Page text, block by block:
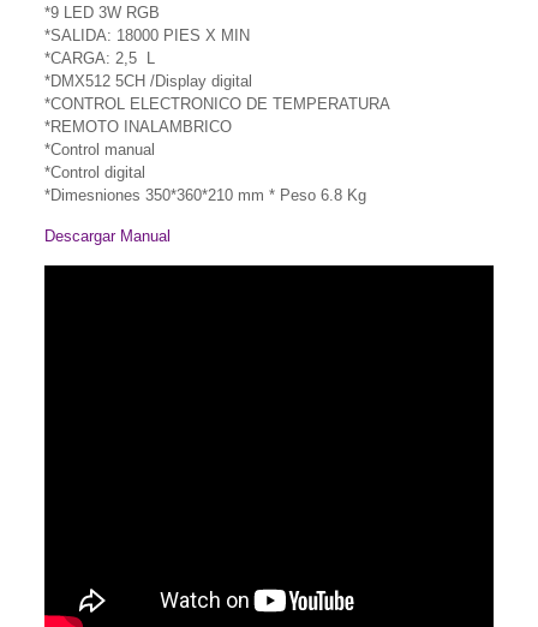
*9 LED 3W RGB
*SALIDA: 18000 PIES X MIN
*CARGA: 2,5 L
*DMX512 5CH /Display digital
*CONTROL ELECTRONICO DE TEMPERATURA
*REMOTO INALAMBRICO
*Control manual
*Control digital
*Dimesniones 350*360*210 mm * Peso 6.8 Kg
Descargar Manual